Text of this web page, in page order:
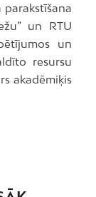
parakstīšana
un RTU
un
resursu
akadēmiķis